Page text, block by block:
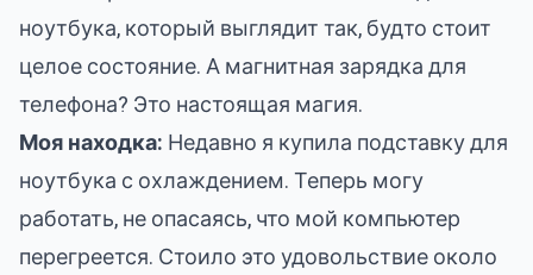
ноутбука, который выглядит так, будто стоит
целое состояние. А магнитная зарядка для
телефона? Это настоящая магия.
Моя находка: Недавно я купила подставку для
ноутбука с охлаждением. Теперь могу
работать, не опасаясь, что мой компьютер
перегреется. Стоило это удовольствие около